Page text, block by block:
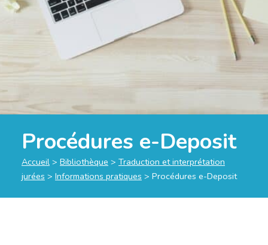
Procédures e-Deposit
Accueil > Bibliothèque > Traduction et interprétation
jurées > Informations pratiques > Procédures e-Deposit